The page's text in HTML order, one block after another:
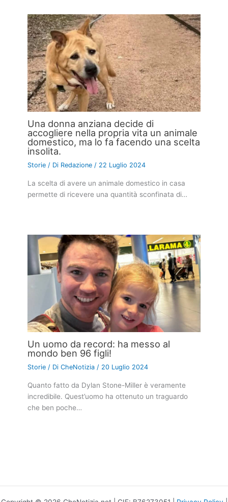
Una donna anziana decide di
accogliere nella propria vita un animale
domestico, ma lo fa facendo una scelta
insolita.
Storie / Di Redazione / 22 Luglio 2024
La scelta di avere un animale domestico in casa
permette di ricevere una quantità sconfinata di…
Un uomo da record: ha messo al
mondo ben 96 figli!
Storie / DiCheNotizia/ 20 Luglio 2024
Quanto fatto da Dylan Stone-Miller è veramente
incredibile. Quest’uomo ha ottenuto un traguardo
che ben poche…